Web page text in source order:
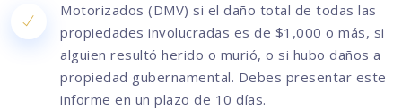
Motorizados (DMV) si el daño total de todas las
propiedades involucradas es de $1,000 o más, si
alguien resultó herido o murió, o si hubo daños a
propiedad gubernamental. Debes presentar este
informe en un plazo de 10 días.